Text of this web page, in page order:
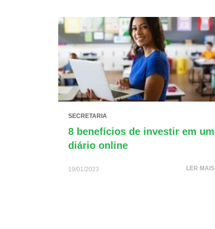
SECRETARIA
8 benefícios de investir em um
diário online
19/01/2023 LER MAIS